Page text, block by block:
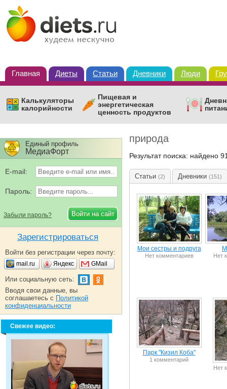
Главная Диеты Статьи Дневники Люди
Калькуляторы
калорийности
Пищевая и
энергетическая
ценность продуктов
природа
Результат поиска: найдено
Статьи (2) Дневники (151)
Мои сестры и подруга
Нет комментариев Нет
Парк "Кизил Коба"
1 комментарий
Нет
Единый профиль
МедиаФорт
E-mail:
Пароль:
Забыли пароль?
Зарегистрироваться
Войти без регистрации через почту:
mail.ru Яндекс GMail
Или социальную сеть:
Вводя свои данные, вы
соглашаетесь с Политикой
конфиденциальности
Свежее видео: